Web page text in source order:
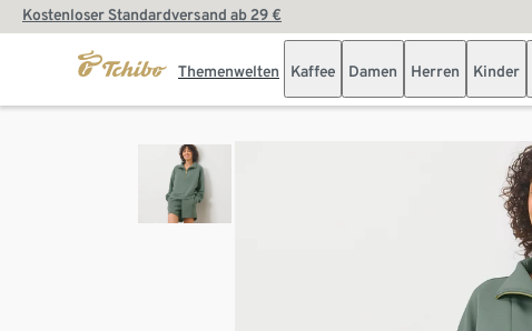
Kostenloser Standardversand ab 29 €
Themenwelten Kaffee Damen Herren Kinder